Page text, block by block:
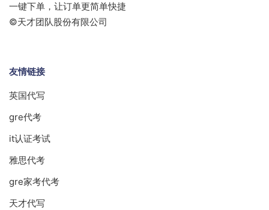
一键下单，让订单更简单快捷
©天才团队股份有限公司
友情链接
英国代写
gre代考
it认证考试
雅思代考
gre家考代考
天才代写